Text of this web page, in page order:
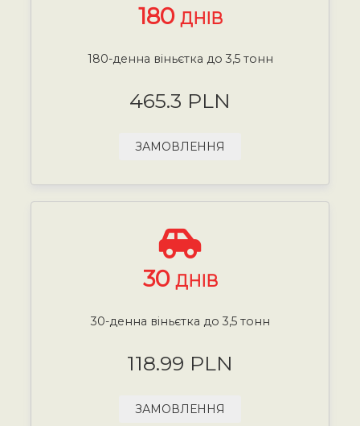
180 ДНІВ
180-денна віньєтка до 3,5 тонн
465.3 PLN
ЗАМОВЛЕННЯ
30 ДНІВ
30-денна віньєтка до 3,5 тонн
118.99 PLN
ЗАМОВЛЕННЯ